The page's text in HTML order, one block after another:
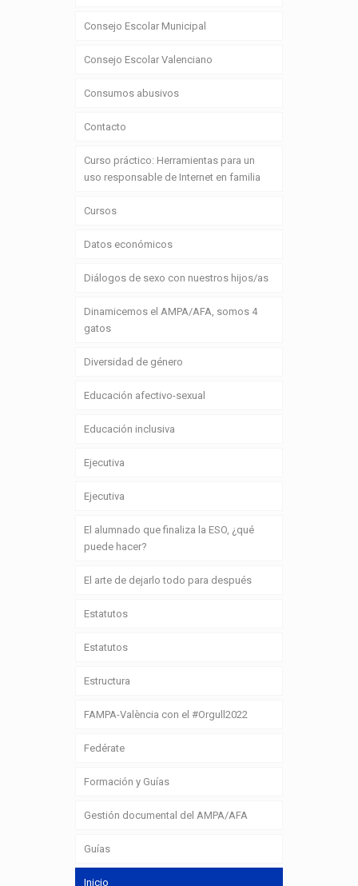
Consejo Escolar Municipal
Consejo Escolar Valenciano
Consumos abusivos
Contacto
Curso práctico: Herramientas para un
uso responsable de Internet en familia
Cursos
Datos económicos
Diálogos de sexo con nuestros hijos/as
Dinamicemos el AMPA/AFA, somos 4
gatos
Diversidad de género
Educación afectivo-sexual
Educación inclusiva
Ejecutiva
Ejecutiva
El alumnado que finaliza la ESO, ¿qué
puede hacer?
El arte de dejarlo todo para después
Estatutos
Estatutos
Estructura
FAMPA-València con el #Orgull2022
Fedérate
Formación y Guías
Gestión documental del AMPA/AFA
Guías
Inicio